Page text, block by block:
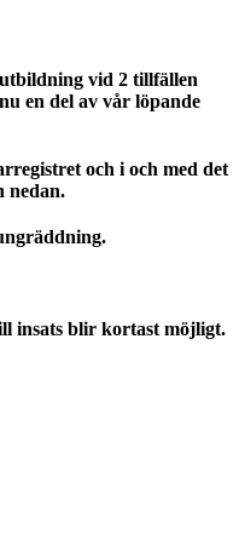
vid 2 tillfällen
en del av vår löpande
och i och med det
nedan.
insats blir kortast möjligt.